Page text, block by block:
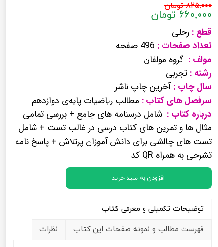
۸۲۵,۰۰۰ تومان
۶۶۰,۰۰۰ تومان
قطع : رحلی
تعداد صفحات : 496 صفحه
مولف : گروه مولفان
رشته : تجربی
سال چاپ :آخرین چاپ ناشر
سرفصل های کتاب : مطالب ریاضیات پایه‌ی دوازدهم
درباره کتاب : شامل درسنامه های جامع + بررسی تمامی
مثال ها و تمرین های کتاب درسی در غالب تست + شامل
تست های چالشی برای دانش آموزان پرتلاش + پاسخ نامه
تشرحی به همراه QR کد
افزودن به سبد خرید
توضیحات تکمیلی و معرفی کتاب
فهرست مطالب و نمونه صفحات این کتاب
نظرات